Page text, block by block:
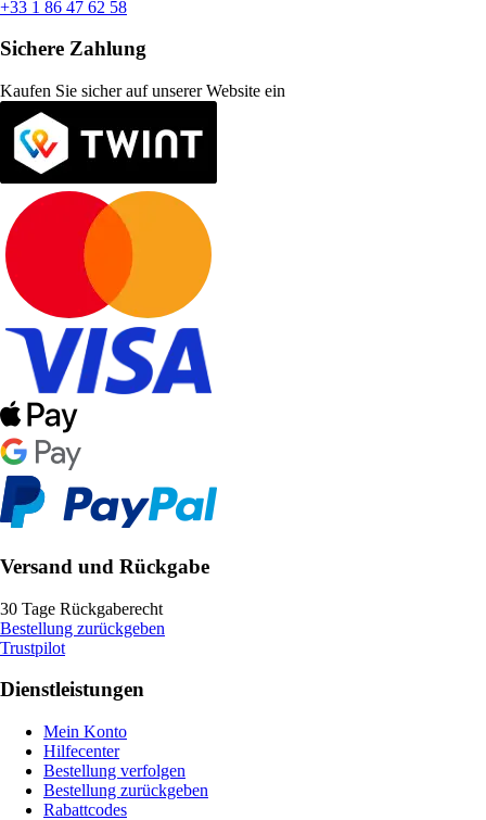
+33 1 86 47 62 58
Sichere Zahlung
Kaufen Sie sicher auf unserer Website ein
Versand und Rückgabe
30 Tage Rückgaberecht
Bestellung zurückgeben
Trustpilot
Dienstleistungen
Mein Konto
Hilfecenter
Bestellung verfolgen
Bestellung zurückgeben
Rabattcodes